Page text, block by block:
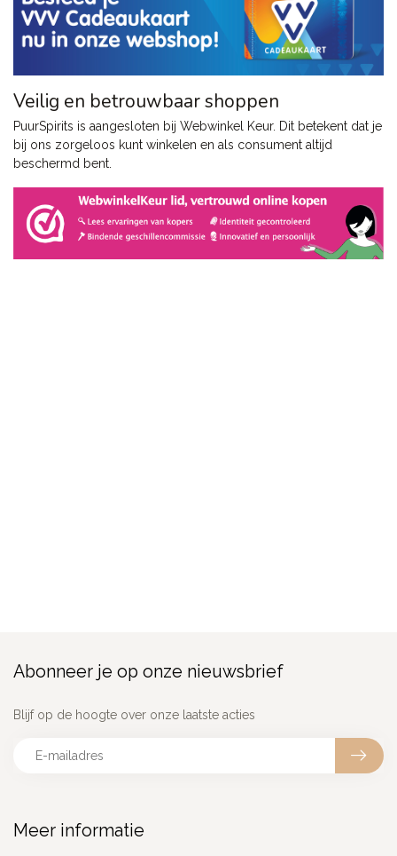
Veilig en betrouwbaar shoppen
PuurSpirits is aangesloten bij Webwinkel Keur. Dit betekent dat je
bij ons zorgeloos kunt winkelen en als consument altijd
beschermd bent.
Meer informatie
Abonneer je op onze nieuwsbrief
Blijf op de hoogte over onze laatste acties